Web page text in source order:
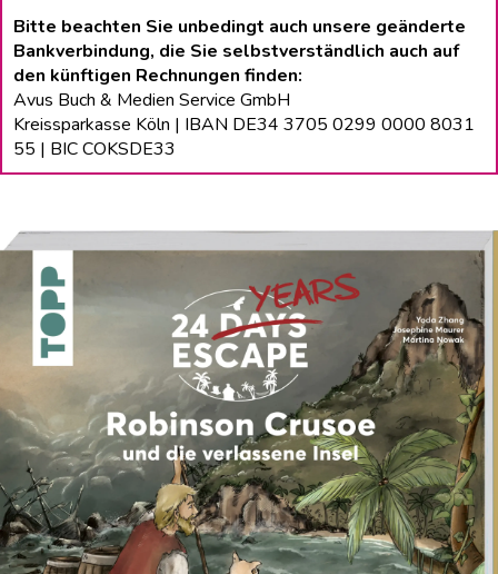
Bitte beachten Sie unbedingt auch unsere geänderte
Bankverbindung, die Sie selbstverständlich auch auf
den künftigen Rechnungen finden:
Avus Buch & Medien Service GmbH
Kreissparkasse Köln | IBAN DE34 3705 0299 0000 8031
55 | BIC COKSDE33